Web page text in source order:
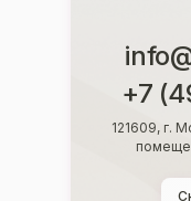
121609, г.
+7